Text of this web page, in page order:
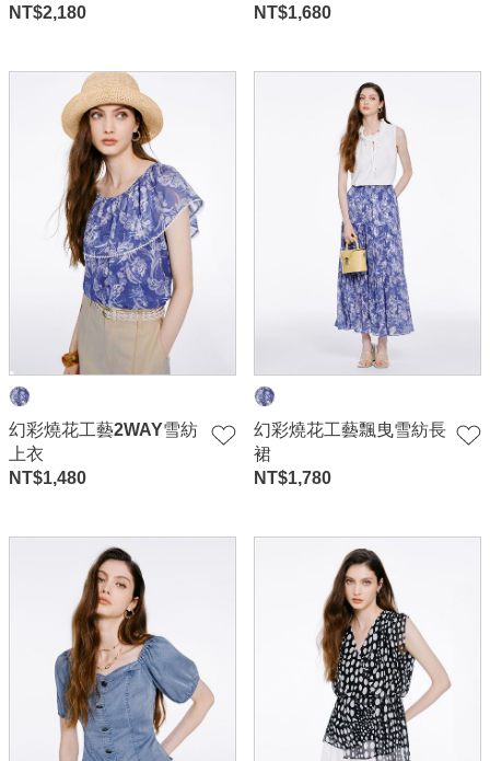
NT$2,180
NT$1,680
幻彩燒花工藝2WAY雪紡
上衣
NT$1,480
幻彩燒花工藝飄曳雪紡長
裙
NT$1,780